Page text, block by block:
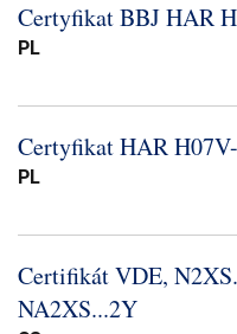
Über uns
Geschäftsführung
Unsere Geschichte
Produktion
Europacable
Einkauf
Nachhaltigkeit
Certyfikat BBJ HAR
PL
Certyfikat HAR
PL
Certifikát VDE,
NA2XS.​.​.​2Y